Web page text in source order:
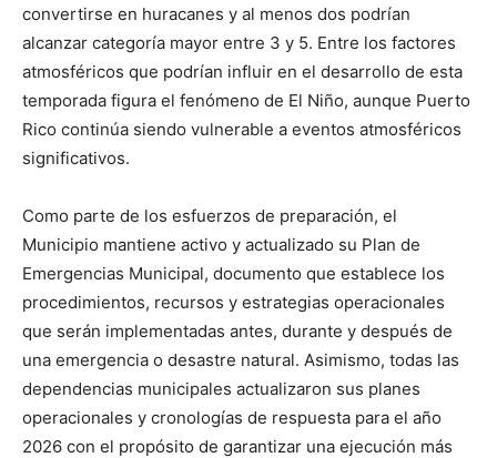
convertirse en huracanes y al menos dos podrían
alcanzar categoría mayor entre 3 y 5. Entre los factores
atmosféricos que podrían influir en el desarrollo de esta
temporada figura el fenómeno de El Niño, aunque Puerto
Rico continúa siendo vulnerable a eventos atmosféricos
significativos.
Como parte de los esfuerzos de preparación, el
Municipio mantiene activo y actualizado su Plan de
Emergencias Municipal, documento que establece los
procedimientos, recursos y estrategias operacionales
que serán implementadas antes, durante y después de
una emergencia o desastre natural. Asimismo, todas las
dependencias municipales actualizaron sus planes
operacionales y cronologías de respuesta para el año
2026 con el propósito de garantizar una ejecución más